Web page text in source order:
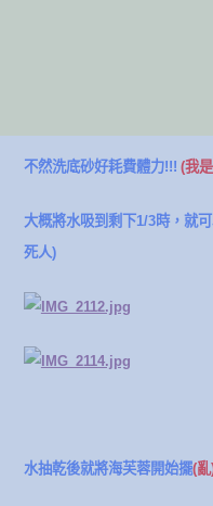
不然洗底砂好耗費體力!!! (我
大概將水吸到剩下1/3時，就
死人)
水抽乾後就將海芙蓉開始擺(亂